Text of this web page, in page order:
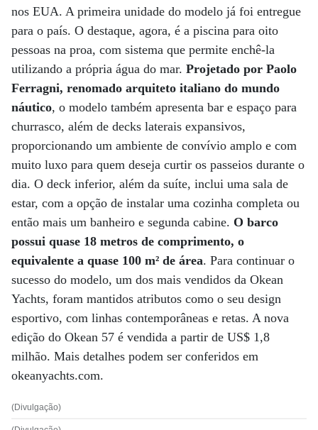
nos EUA. A primeira unidade do modelo já foi entregue
para o país. O destaque, agora, é a piscina para oito
pessoas na proa, com sistema que permite enchê-la
utilizando a própria água do mar. Projetado por Paolo
Ferragni, renomado arquiteto italiano do mundo
náutico, o modelo também apresenta bar e espaço para
churrasco, além de decks laterais expansivos,
proporcionando um ambiente de convívio amplo e com
muito luxo para quem deseja curtir os passeios durante o
dia. O deck inferior, além da suíte, inclui uma sala de
estar, com a opção de instalar uma cozinha completa ou
então mais um banheiro e segunda cabine. O barco
possui quase 18 metros de comprimento, o
equivalente a quase 100 m² de área. Para continuar o
sucesso do modelo, um dos mais vendidos da Okean
Yachts, foram mantidos atributos como o seu design
esportivo, com linhas contemporâneas e retas. A nova
edição do Okean 57 é vendida a partir de US$ 1,8
milhão. Mais detalhes podem ser conferidos em
okeanyachts.com.
(Divulgação)